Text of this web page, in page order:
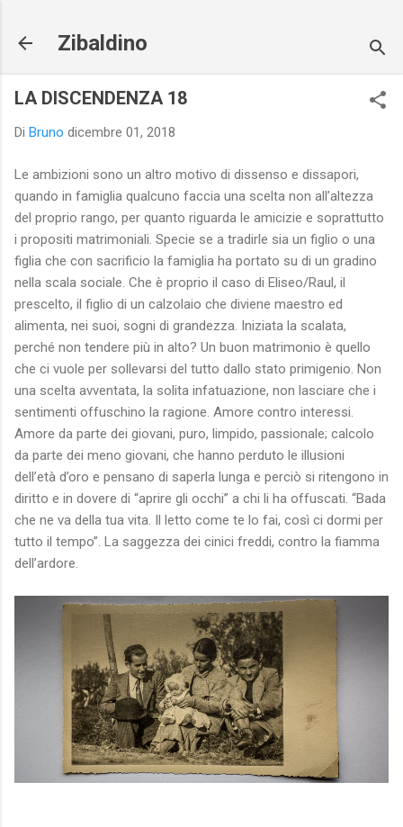
Zibaldino
LA DISCENDENZA 18
Di Bruno dicembre 01, 2018
Le ambizioni sono un altro motivo di dissenso e dissapori,
quando in famiglia qualcuno faccia una scelta non all’altezza
del proprio rango, per quanto riguarda le amicizie e soprattutto
i propositi matrimoniali. Specie se a tradirle sia un figlio o una
figlia che con sacrificio la famiglia ha portato su di un gradino
nella scala sociale. Che è proprio il caso di Eliseo/Raul, il
prescelto, il figlio di un calzolaio che diviene maestro ed
alimenta, nei suoi, sogni di grandezza. Iniziata la scalata,
perché non tendere più in alto? Un buon matrimonio è quello
che ci vuole per sollevarsi del tutto dallo stato primigenio. Non
una scelta avventata, la solita infatuazione, non lasciare che i
sentimenti offuschino la ragione. Amore contro interessi.
Amore da parte dei giovani, puro, limpido, passionale; calcolo
da parte dei meno giovani, che hanno perduto le illusioni
dell’età d’oro e pensano di saperla lunga e perciò si ritengono in
diritto e in dovere di “aprire gli occhi” a chi li ha offuscati. “Bada
che ne va della tua vita. Il letto come te lo fai, così ci dormi per
tutto il tempo”. La saggezza dei cinici freddi, contro la fiamma
dell’ardore.